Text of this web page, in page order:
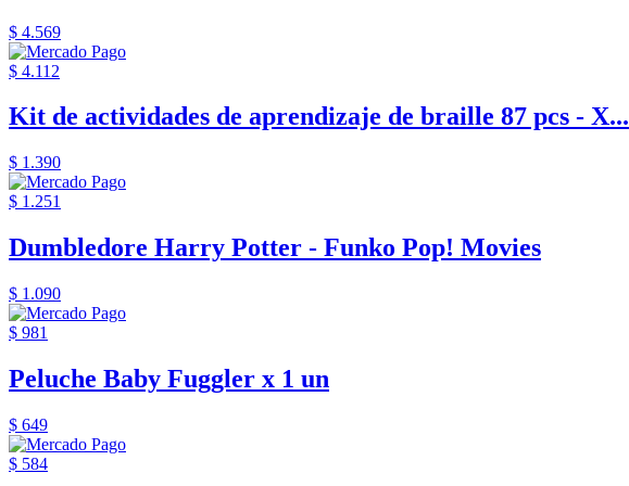
$ 4.569
$ 4.112
Kit de actividades de aprendizaje de braille 87 pcs - X...
$ 1.390
$ 1.251
Dumbledore Harry Potter - Funko Pop! Movies
$ 1.090
$ 981
Peluche Baby Fuggler x 1 un
$ 649
$ 584